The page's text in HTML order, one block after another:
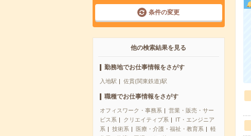
条件の変更
他の検索結果を見る
勤務地でお仕事情報をさがす
入地駅 佐貫(関東鉄道)駅
職種でお仕事情報をさがす
オフィスワーク・事務系
営業・販売・サー
ビス系
クリエイティブ系
IT・エンジニア
系
技術系 医療・介護・福祉・教育系
軽